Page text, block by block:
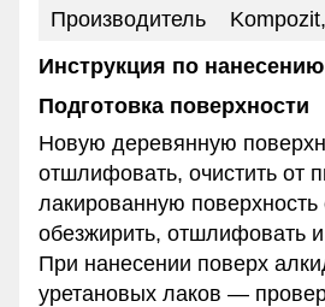
Производитель
Инструкция по нанесению
Подготовка поверхности
Новую деревянную
отшлифовать, очистить от
лакированную поверхность
обезжирить, отшлифовать
При нанесении поверх
уретановых лаков —